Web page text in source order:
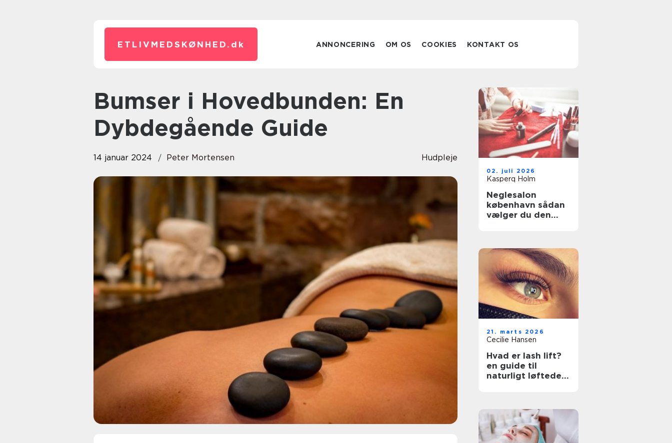
ETLIVMEDSKØNHED. dk ANNONCERING OM OS COOKIES KONTAKT OS
Bumser i Hovedbunden: En
Dybdegående Guide
14 januar 2024 Peter Mortensen Hudpleje
02. juli 2026
Kasperq Holm
Neglesalon
københavn sådan
vælger du den
21. marts 2026
Cecilie Hansen
Hvad er lash lift?
en guide til
naturligt løftede